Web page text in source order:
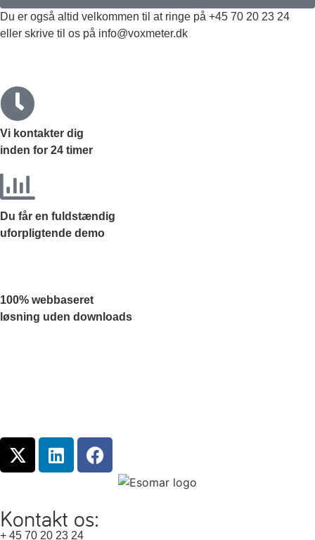
Du er også altid velkommen til at ringe på +45 70 20 23 24
eller skrive til os på info@voxmeter.dk
Vi kontakter dig
inden for 24 timer
Du får en fuldstændig
uforpligtende demo
100% webbaseret
løsning uden downloads
Kontakt os:
+ 45 70 20 23 24